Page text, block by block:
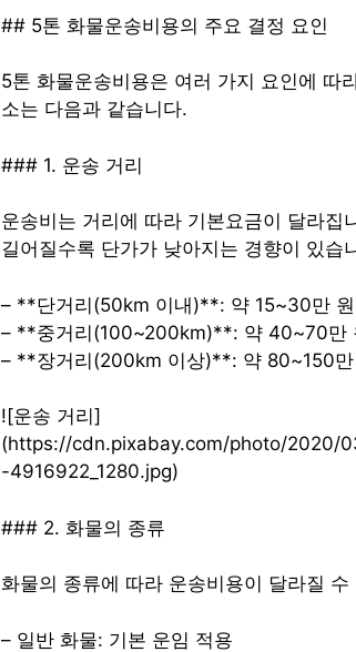
## 5톤 화물운송비용의 주요 결정 요인
5톤 화물운송비용은 여러 가지 요인에 따
소는 다음과 같습니다.
### 1. 운송 거리
운송비는 거리에 따라 기본요금이 달라집
길어질수록 단가가 낮아지는 경향이 있습
– **단거리(50km 이내)**: 약 15~30만 원
– **중거리(100~200km)**: 약 40~70만
– **장거리(200km 이상)**: 약 80~150만
![운송 거리]
(https://cdn.pixabay.com/photo/2020/
-4916922_1280.jpg)
### 2. 화물의 종류
화물의 종류에 따라 운송비용이 달라질 수
– 일반 화물: 기본 운임 적용